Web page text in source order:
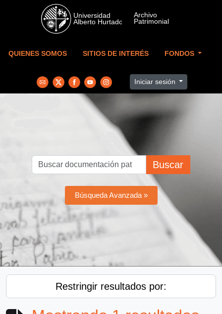
Skip to main content
QUIENES SOMOS SITIOS DE INTERÉS FONDOS
Iniciar sesión
Buscar
Búsqueda Avanzada »
Restringir resultados por: